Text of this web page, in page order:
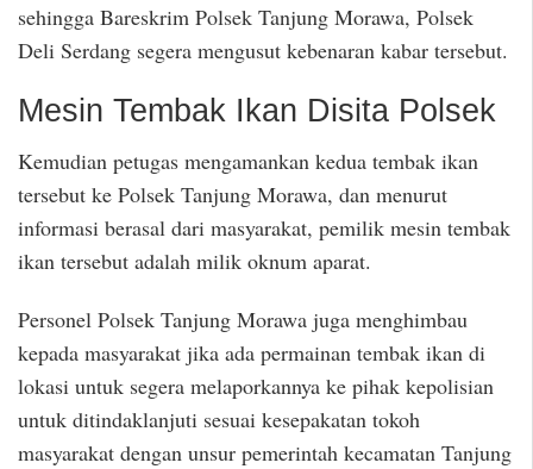
sehingga Bareskrim Polsek Tanjung Morawa, Polsek
Deli Serdang segera mengusut kebenaran kabar tersebut.
Mesin Tembak Ikan Disita Polsek
Kemudian petugas mengamankan kedua tembak ikan
tersebut ke Polsek Tanjung Morawa, dan menurut
informasi berasal dari masyarakat, pemilik mesin tembak
ikan tersebut adalah milik oknum aparat.
Personel Polsek Tanjung Morawa juga menghimbau
kepada masyarakat jika ada permainan tembak ikan di
lokasi untuk segera melaporkannya ke pihak kepolisian
untuk ditindaklanjuti sesuai kesepakatan tokoh
masyarakat dengan unsur pemerintah kecamatan Tanjung